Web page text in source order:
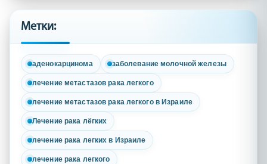
Метки:
аденокарцинома заболевание молочной железы
лечение метастазов рака легкого
лечение метастазов рака легкого в Израиле
Лечение рака лёгких
лечение рака легких в Израиле
лечение рака легкого